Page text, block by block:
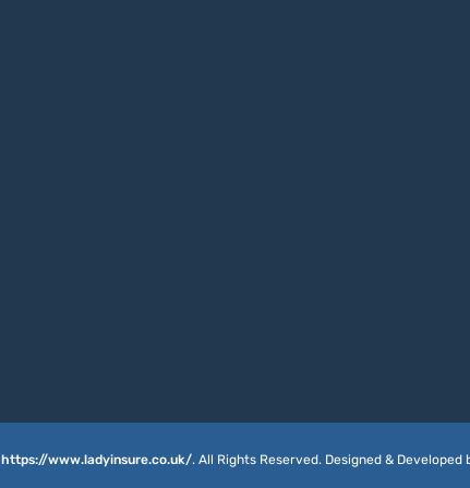
https://www.ladyinsure.co.uk/. All Rights Reserved. Designed & Developed